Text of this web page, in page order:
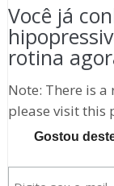
Você já
rotina
Note: There is
please visit this
Gostou